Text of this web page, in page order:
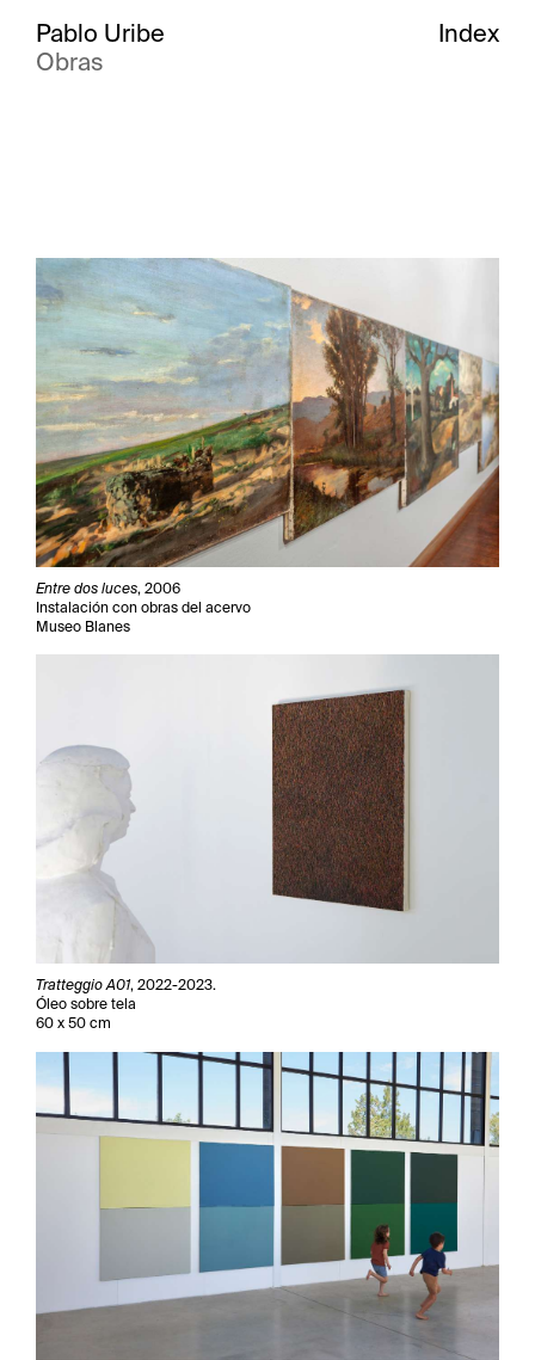
Pablo Uribe
Obras
Index
Entre dos luces, 2006
Instalación con obras del acervo
Museo Blanes
Tratteggio A01, 2022-2023.
Óleo sobre tela
60 x 50 cm